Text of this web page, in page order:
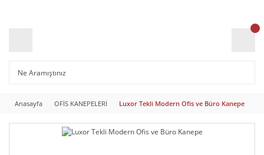
Anasayfa OFİS KANEPELERİ Luxor Tekli Modern Ofis ve Büro Kanepe